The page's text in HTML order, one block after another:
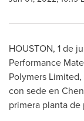
HOUSTON, 1 de
Performance
Polymers
con sede en
primera planta